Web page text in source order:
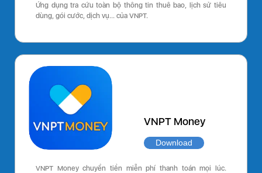
Ứng dụng tra cứu toàn bộ thông tin thuê bao, lịch sử tiêu
dùng, gói cước, dịch vụ… của VNPT.
VNPT Money
Download
VNPT Money chuyển tiền miễn phí thanh toán mọi lúc.